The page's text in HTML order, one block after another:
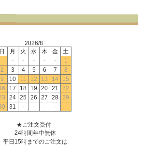
2026/8
日
月 火 水 木 金
土
-
- - - - -
1
2
3 4 5 6 7
8
9
10 11 12 13 14
15
17 18 19 20 21
22
24 25 26 27 28 29
31 - - - - -
★ご注文受付
24時間年中無休
平日15時までのご注文は